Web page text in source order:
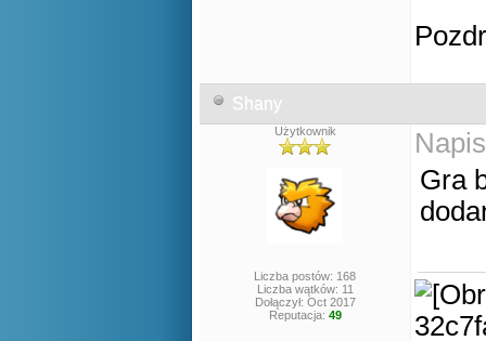
Shany
Użytkownik
Liczba postów: 168
Liczba wątków: 11
Dołączył: Oct 2017
Reputacja: 49
Gra